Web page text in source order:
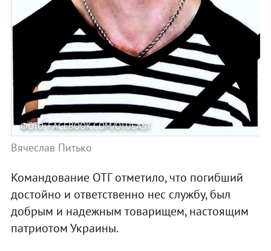
ФОТО: FACEBOOK.COM/OTUEAST
Вячеслав Питько
Командование ОТГ отметило, что погибший
достойно и ответственно нес службу, был
добрым и надежным товарищем, настоящим
патриотом Украины.